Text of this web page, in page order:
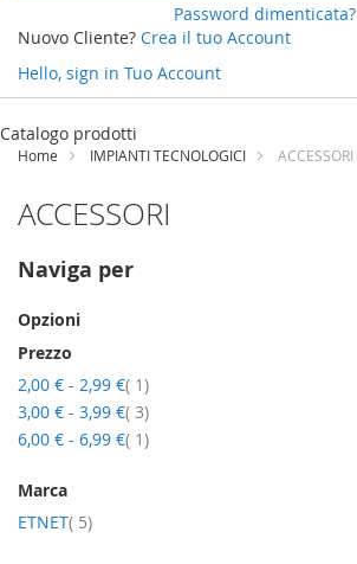
Password dimenticata?
Nuovo Cliente? Crea il tuo Account
Hello, sign in Tuo Account
Salta
contenuto
Catalogo prodotti
Home IMPIANTI TECNOLOGICI ACCESSORI
ACCESSORI
Naviga per
Opzioni
Prezzo
2,00 € - 2,99 € 1elemento
3,00 € - 3,99 € 3elementi
6,00 € - 6,99 € 1elemento
Marca
ETNET 5elementi